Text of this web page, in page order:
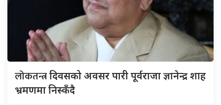
लोकतन्त्रदिवसको अवसर पारी पूर्वराजा ज्ञानेन्द्र शाह
भ्रमणमा निस्कँदै